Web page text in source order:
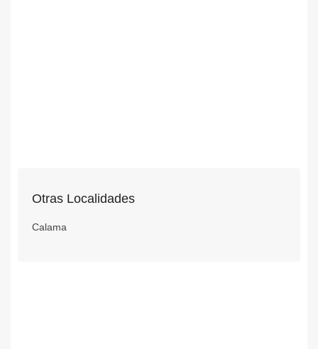
Otras Localidades
Calama